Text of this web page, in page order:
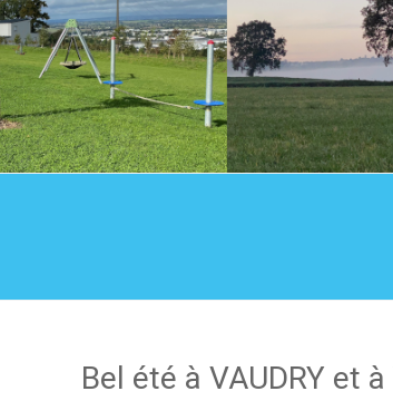
Bel été à VAUDRY et à